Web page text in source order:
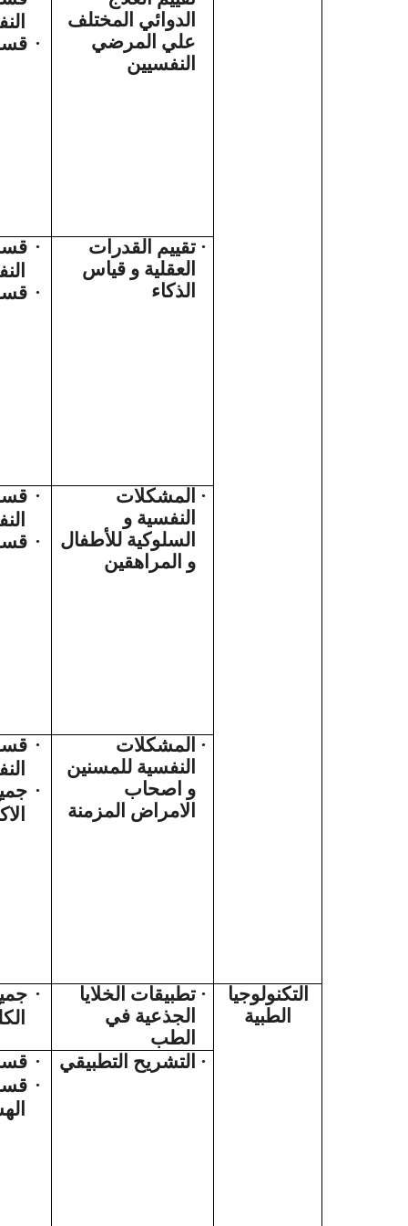
الدوائي المختلف
علي المرضي
النفسيين
·
·تقييم القدرات
العقلية و قياس
الذكاء
·
·
· المشكلات
النفسية و
السلوكية للأطفال
و المراهقين
·
·
· المشكلات
النفسية للمسنين
و اصحاب
الامراض المزمنة
·
·
التكنولوجيا
الطبية
·تطبيقات الخلايا
الجذعية في
الطب
·
· التشريح التطبيقي ·
·